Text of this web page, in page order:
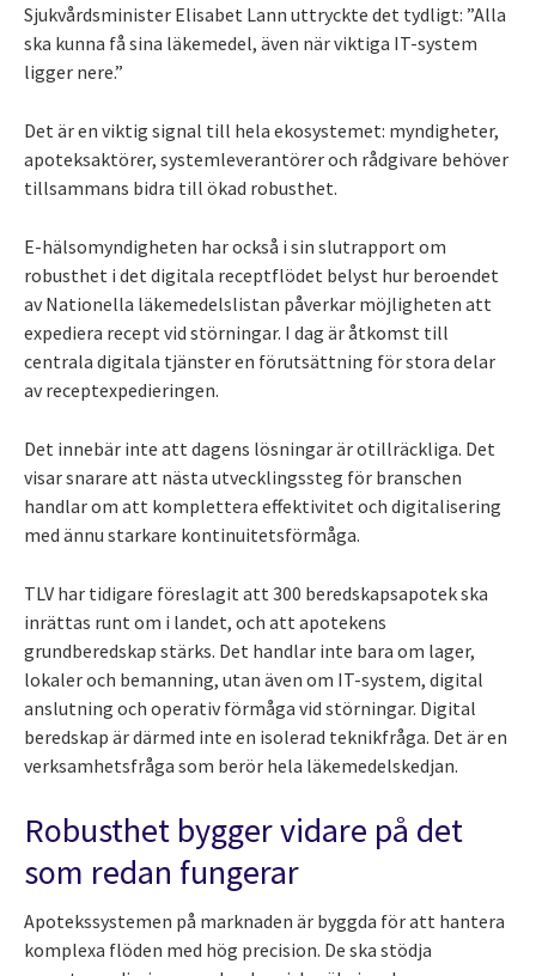
Sjukvårdsminister Elisabet Lann uttryckte det tydligt: ”Alla
ska kunna få sina läkemedel, även när viktiga IT-system
ligger nere.”
Det är en viktig signal till hela ekosystemet: myndigheter,
apoteksaktörer, systemleverantörer och rådgivare behöver
tillsammans bidra till ökad robusthet.
E-hälsomyndigheten har också i sin slutrapport om
robusthet i det digitala receptflödet belyst hur beroendet
av Nationella läkemedelslistan påverkar möjligheten att
expediera recept vid störningar. I dag är åtkomst till
centrala digitala tjänster en förutsättning för stora delar
av receptexpedieringen.
Det innebär inte att dagens lösningar är otillräckliga. Det
visar snarare att nästa utvecklingssteg för branschen
handlar om att komplettera effektivitet och digitalisering
med ännu starkare kontinuitetsförmåga.
TLV har tidigare föreslagit att 300 beredskapsapotek ska
inrättas runt om i landet, och att apotekens
grundberedskap stärks. Det handlar inte bara om lager,
lokaler och bemanning, utan även om IT-system, digital
anslutning och operativ förmåga vid störningar. Digital
beredskap är därmed inte en isolerad teknikfråga. Det är en
verksamhetsfråga som berör hela läkemedelskedjan.
Robusthet bygger vidare på det
som redan fungerar
Apotekssystemen på marknaden är byggda för att hantera
komplexa flöden med hög precision. De ska stödja